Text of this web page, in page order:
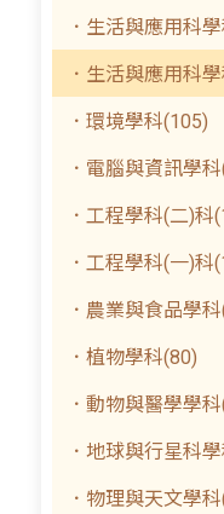
．生活與應用科
．生活與應用科
．環境學科(105)
．電腦與資訊學
．工程學科(二)科
．工程學科(一)科
．農業與食品學
．植物學科(80)
．動物與醫學學
．地球與行星科
．物理與天文學